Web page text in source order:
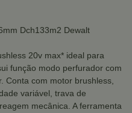
Dch133m2 Dewalt
20v max* ideal para
função modo perfurador com
Conta com motor brushless,
variável, trava de
mecânica. A ferramenta